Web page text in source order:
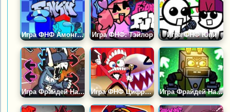
Игра ФНФ Амонг Ас: Саботаж и Хаос Игра ФНФ: Тэйлор Игра ФНФ Юпи
Игра Фрайдей Найт Фанкин: Таби Экс Бойфренд Игра ФНФ Цифровой Цирк: Оцифровка Игра Фрайдей Найт Фанкин: Мультяшки